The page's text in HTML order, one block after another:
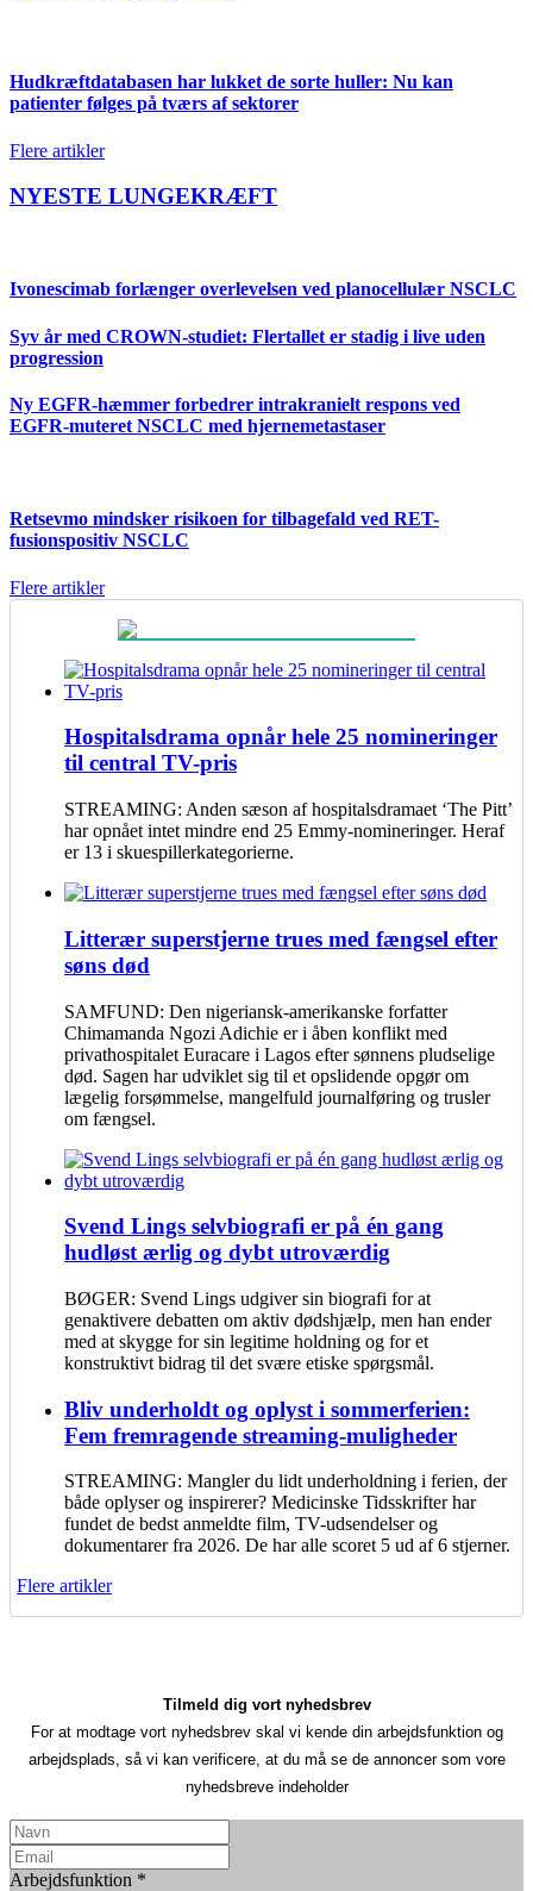
Hudkræftdatabasen har lukket de sorte huller: Nu kan
patienter følges på tværs af sektorer
Flere artikler
NYESTE LUNGEKRÆFT
Ivonescimab forlænger overlevelsen ved planocellulær NSCLC
Syv år med CROWN-studiet: Flertallet er stadig i live uden
progression
Ny EGFR-hæmmer forbedrer intrakranielt respons ved
EGFR-muteret NSCLC med hjernemetastaser
Retsevmo mindsker risikoen for tilbagefald ved RET-
fusionspositiv NSCLC
Flere artikler
Hospitalsdrama opnår hele 25 nomineringer
til central TV-pris
STREAMING: Anden sæson af hospitalsdramaet ‘The Pitt’
har opnået intet mindre end 25 Emmy-nomineringer. Heraf
er 13 i skuespillerkategorierne.
Litterær superstjerne trues med fængsel efter
søns død
SAMFUND: Den nigeriansk-amerikanske forfatter
Chimamanda Ngozi Adichie er i åben konflikt med
privathospitalet Euracare i Lagos efter sønnens pludselige
død. Sagen har udviklet sig til et opslidende opgør om
lægelig forsømmelse, mangelfuld journalføring og trusler
om fængsel.
Svend Lings selvbiografi er på én gang
hudløst ærlig og dybt utroværdig
BØGER: Svend Lings udgiver sin biografi for at
genaktivere debatten om aktiv dødshjælp, men han ender
med at skygge for sin legitime holdning og for et
konstruktivt bidrag til det svære etiske spørgsmål.
Bliv underholdt og oplyst i sommerferien:
Fem fremragende streaming-muligheder
STREAMING: Mangler du lidt underholdning i ferien, der
både oplyser og inspirerer? Medicinske Tidsskrifter har
fundet de bedst anmeldte film, TV-udsendelser og
dokumentarer fra 2026. De har alle scoret 5 ud af 6 stjerner.
Flere artikler
Tilmeld dig vort nyhedsbrev
For at modtage vort nyhedsbrev skal vi kende din arbejdsfunktion og
arbejdsplads, så vi kan verificere, at du må se de annoncer som vore
nyhedsbreve indeholder
Arbejdsfunktion *